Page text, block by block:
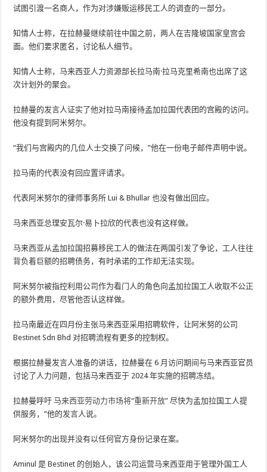
试图引渡一名商人，作为对涉嫌贩运移民工人的调查的一部分。
知情人士称，在拉赫曼继续前往中国之前，两人在吉隆坡国家皇宫会
面。他们要求匿名，讨论私人细节。
知情人士称，马来西亚人力资源部长拉马南·拉马克里希南也出席了这
次计划外的聚会。
拉赫曼的发言人证实了他对拉马南接待孟加拉国代表团的宫殿的访问。
他没有提到阿米努尔。
“我们与宫殿内的几位人士交换了问候，”他在一份电子邮件声明中说。
拉马南的代表没有回应置评请求。
代表阿米努尔的律师事务所 Lui & Bhullar 也没有做出回应。
马来西亚总理安瓦尔·易卜拉欣的代表也没有这样做。
马来西亚从孟加拉国招募移民工人的做法在两国引发了争论，工人往往
背负着巨额的招聘债务，有时承诺的工作却无法实现。
阿米努尔被指控利用公司作为看门人的角色向孟加拉国工人收取不公正
的额外费用，尽管他否认这样做。
拉马南最近在四月份主张马来西亚采用招聘软件，让阿米努的公司
Bestinet Sdn Bhd 对招聘流程有更多的控制权。
根据拉赫曼发言人准备的讲话，拉赫曼在 6 月访问期间与马来西亚官员
讨论了人力问题，包括马来西亚于 2024 年实施的招聘冻结。
拉赫曼呼吁马来西亚劳动力市场将“重新开放” 尽快为孟加拉国工人提
供服务，”他的发言人说。
阿米努尔的出现并没有以任何官方身份记录在案。
Aminul 是 Bestinet 的创始人，该公司运营马来西亚用于管理外国工人